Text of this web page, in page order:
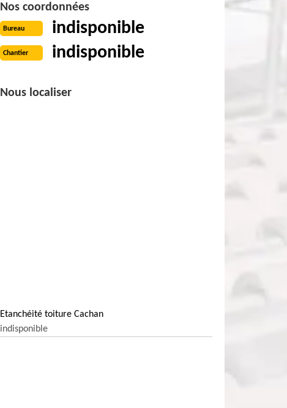
Nos coordonnées
Bureau indisponible
Chantier indisponible
Nous localiser
Etanchéité toiture Cachan
indisponible